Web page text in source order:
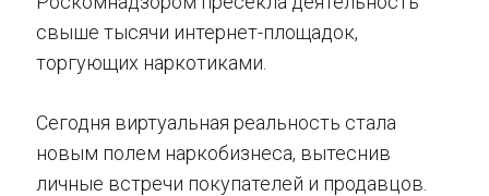
свыше тысячи интернет-площадок,
торгующих наркотиками.
Сегодня виртуальная реальность стала
новым полем наркобизнеса, вытеснив
личные встречи покупателей и продавцов.